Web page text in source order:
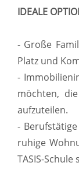
IDEALE
- Große
Platz und
-
möchten,
aufzuteilen.
-
ruhige
TASIS-Schule